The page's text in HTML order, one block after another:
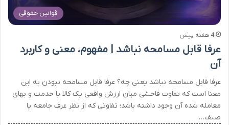
قوانین حقوقی
4 هفته پیش
عرفا قابل مسامحه نباشد | مفهوم، معنی و کاربرد
آن
عرفا قابل مسامحه نباشد یعنی چه؟ عرفا قابل مسامحه نبودن به این
معنا است که تفاوت فاحشی میان ارزش واقعی یک کالا یا خدمت و بهای
معامله شده آن وجود داشته باشد؛ تفاوتی که از نظر عرف جامعه یا
صنف…